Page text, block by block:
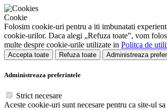
Cookie
Folosim cookie-uri pentru a iti imbunatati
cookie-urilor. Daca alegi „Refuza toate”, vom
multe despre cookie-urile utilizate in Politca de
Accepta toate Refuza toate Administreaza
Administreaza preferintele
Strict necesare
Aceste cookie-uri sunt necesare pentru ca site-ul